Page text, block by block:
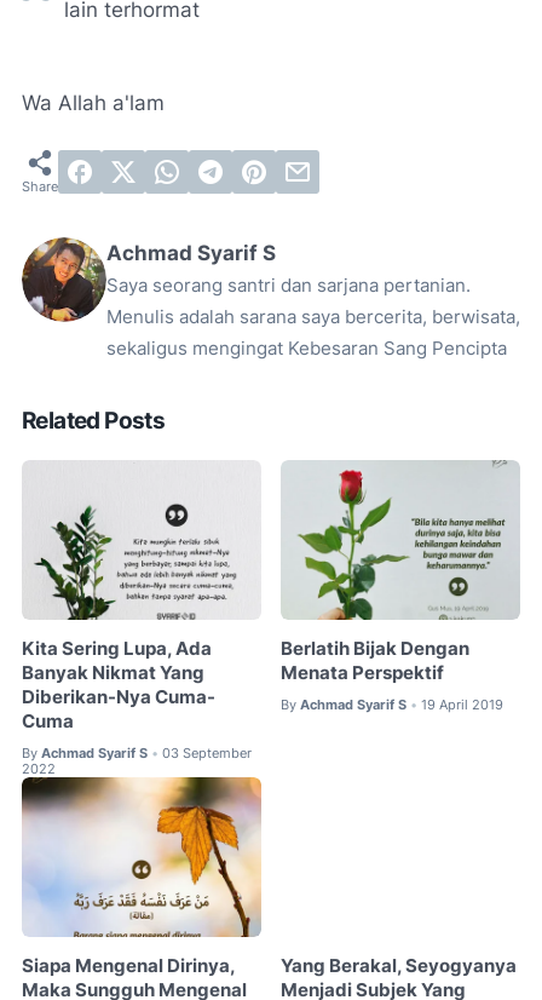
lain terhormat
Wa Allah a'lam
Achmad Syarif S
Saya seorang santri dan sarjana pertanian.
Menulis adalah sarana saya bercerita, berwisata,
sekaligus mengingat Kebesaran Sang Pencipta
Related Posts
Kita Sering Lupa, Ada
Banyak Nikmat Yang
Diberikan-Nya Cuma-
Cuma
By Achmad Syarif S • 03 September
2022
Berlatih Bijak Dengan
Menata Perspektif
By Achmad Syarif S • 19 April 2019
Siapa Mengenal Dirinya,
Maka Sungguh Mengenal
Yang Berakal, Seyogyanya
Menjadi Subjek Yang